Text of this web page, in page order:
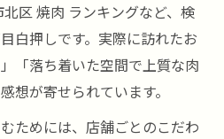
区 焼肉 ランキングなど、検
白押しです。実際に訪れたお
「落ち着いた空間で上質な肉
想が寄せられています。
ためには、店舗ごとのこだわ